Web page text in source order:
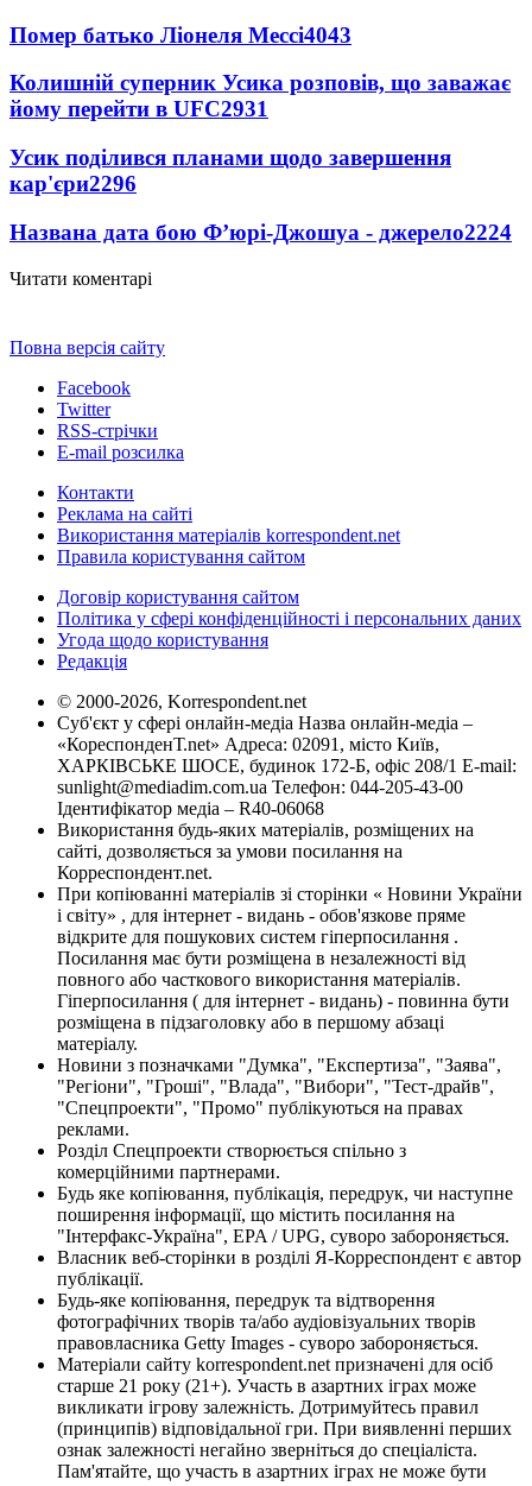
Помер батько Ліонеля Мессі4043
Колишній суперник Усика розповів, що заважає
йому перейти в UFC2931
Усик поділився планами щодо завершення
кар'єри2296
Названа дата бою Ф’юрі-Джошуа - джерело2224
Читати коментарі
Повна версія сайту
Facebook
Twitter
RSS-стрічки
E-mail розсилка
Контакти
Реклама на сайті
Використання матеріалів korrespondent.net
Правила користування сайтом
Договір користування сайтом
Політика у сфері конфіденційності і персональних даних
Угода щодо користування
Редакція
© 2000-2026, Korrespondent.net
Суб'єкт у сфері онлайн-медіа Назва онлайн-медіа –
«КореспонденТ.net» Адреса: 02091, місто Київ,
ХАРКІВСЬКЕ ШОСЕ, будинок 172-Б, офіс 208/1 E-mail:
sunlight@mediadim.com.ua Телефон: 044-205-43-00
Ідентифікатор медіа – R40-06068
Використання будь-яких матеріалів, розміщених на
сайті, дозволяється за умови посилання на
Корреспондент.net.
При копіюванні матеріалів зі сторінки « Новини України
і світу» , для інтернет - видань - обов'язкове пряме
відкрите для пошукових систем гіперпосилання .
Посилання має бути розміщена в незалежності від
повного або часткового використання матеріалів.
Гіперпосилання ( для інтернет - видань) - повинна бути
розміщена в підзаголовку або в першому абзаці
матеріалу.
Новини з позначками "Думка", "Експертиза", "Заява",
"Регіони", "Гроші", "Влада", "Вибори", "Тест-драйв",
"Спецпроекти", "Промо" публікуються на правах
реклами.
Розділ Спецпроекти створюється спільно з
комерційними партнерами.
Будь яке копіювання, публікація, передрук, чи наступне
поширення інформації, що містить посилання на
"Інтерфакс-Україна", EPA / UPG, суворо забороняється.
Власник веб-сторінки в розділі Я-Корреспондент є автор
публікації.
Будь-яке копіювання, передрук та відтворення
фотографічних творів та/або аудіовізуальних творів
правовласника Getty Images - суворо забороняється.
Матеріали сайту korrespondent.net призначені для осіб
старше 21 року (21+). Участь в азартних іграх може
викликати ігрову залежність. Дотримуйтесь правил
(принципів) відповідальної гри. При виявленні перших
ознак залежності негайно зверніться до спеціаліста.
Пам'ятайте, що участь в азартних іграх не може бути